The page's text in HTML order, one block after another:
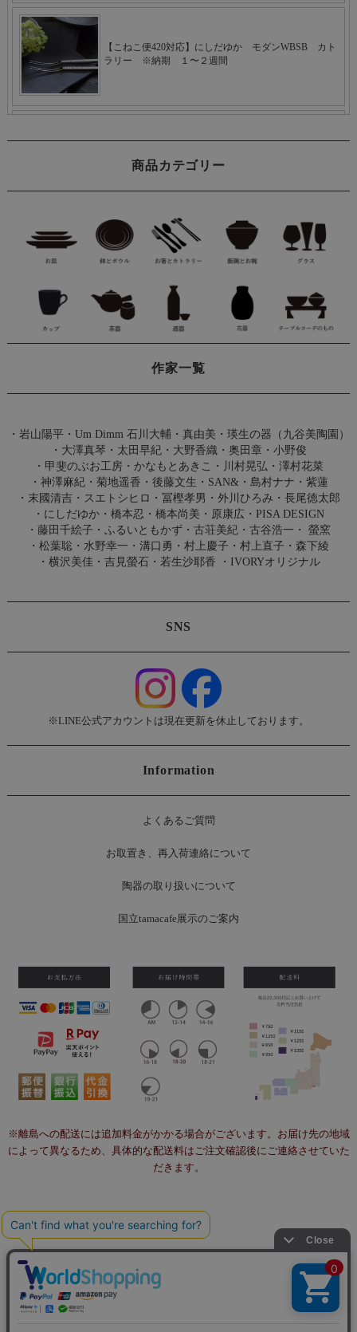
商品カテゴリー
作家一覧
・ 岩山陽平・ Um Dimm 石川大輔・真由美 ・ 瑛生の器（九谷美陶園）
・ 大澤真琴 ・ 太田早紀 ・ 大野香織 ・ 奥田章 ・ 小野俊
・ 甲斐のぶお工房 ・ かなもとあきこ ・ 川村晃弘 ・ 澤村花菜
・ 神澤麻紀・ 菊地遥香 ・ 後藤文生 ・ SAN& ・ 島村ナナ ・ 紫蓮
・ 末國清吉 ・ スエトシヒロ ・ 冨樫孝男 ・ 外川ひろみ ・ 長尾徳太郎
・ にしだゆか ・ 橋本忍 ・ 橋本尚美 ・ 原康広 ・ PISA DESIGN
・ 藤田千絵子 ・ ふるいともかず ・ 古荘美紀 ・ 古谷浩一 ・
螢窯
・ 松葉聡 ・ 水野幸一 ・ 溝口勇 ・ 村上慶子 ・ 村上直子 ・ 森下綾
・ 横沢美佳 ・ 吉見螢石・ 若生沙耶香 ・ IVORYオリジナル
SNS
※LINE公式アカウントは現在更新を休止しております。
Information
よくあるご質問
お取置き、再入荷連絡について
陶器の取り扱いについて
国立tamacafe展示のご案内
※離島への配送には追加料金がかかる場合がございます。お届け先の地域
によって異なるため、具体的な配送料はご注文確認後にご連絡させていた
だきます。